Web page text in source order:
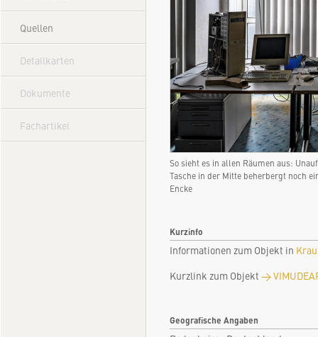
Quellen
Detailkarten
Dokumente
Fachartikel
So sieht es in allen Räumen aus:
Tasche in der Mitte beherbergt noch
Encke
Kurzinfo
Informationen zum Objekt in
Kurzlink zum Objekt →
Geografische Angaben